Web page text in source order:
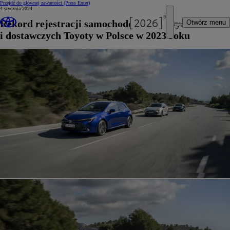
Przejdź do głównej zawartości (Press Enter)
Otwórz menu
4 stycznia 2024
Rekord rejestracji samochodów osobowych
i dostawczych Toyoty w Polsce w 2023 roku